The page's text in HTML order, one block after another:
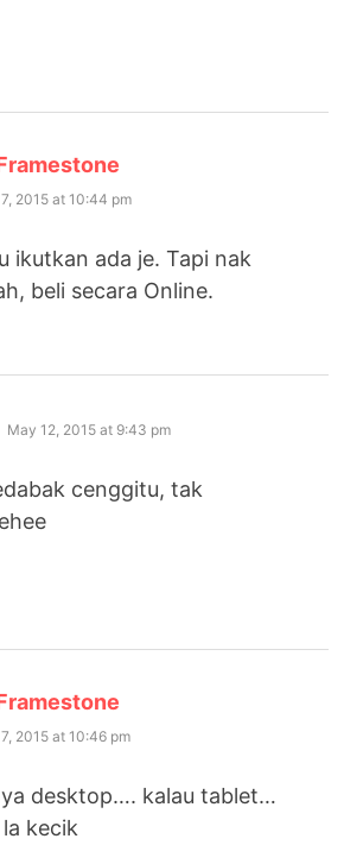
2015 at 10:44 pm
ikutkan ada je. Tapi nak
beli secara Online.
says:
May 12, 2015 at 9:43 pm
cenggitu, tak
2015 at 10:46 pm
desktop…. kalau tablet…
kecik